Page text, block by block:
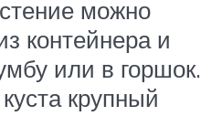
можно
контейнера и
или в горшок.
крупный